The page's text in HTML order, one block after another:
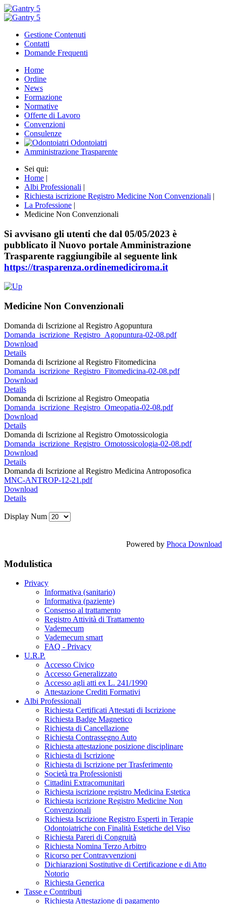
Gestione Contenuti
Contatti
Domande Frequenti
Home
Ordine
News
Formazione
Normative
Offerte di Lavoro
Convenzioni
Consulenze
Odontoiatri
Amministrazione Trasparente
Sei qui:
Home |
Albi Professionali |
Richiesta iscrizione Registro Medicine Non Convenzionali |
La Professione |
Medicine Non Convenzionali
Si avvisano gli utenti che dal 05/05/2023 è
pubblicato il Nuovo portale Amministrazione
Trasparente raggiungibile al seguente link
https://trasparenza.ordinemediciroma.it
Medicine Non Convenzionali
Domanda di Iscrizione al Registro Agopuntura
Domanda_iscrizione_Registro_Agopuntura-02-08.pdf
Download
Details
Domanda di Iscrizione al Registro Fitomedicina
Domanda_iscrizione_Registro_Fitomedicina-02-08.pdf
Download
Details
Domanda di Iscrizione al Registro Omeopatia
Domanda_iscrizione_Registro_Omeopatia-02-08.pdf
Download
Details
Domanda di Iscrizione al Registro Omotossicologia
Domanda_iscrizione_Registro_Omotossicologia-02-08.pdf
Download
Details
Domanda di Iscrizione al Registro Medicina Antroposofica
MNC-ANTROP-12-21.pdf
Download
Details
Display Num
Powered by Phoca Download
Modulistica
Privacy
Informativa (sanitario)
Informativa (paziente)
Consenso al trattamento
Registro Attività di Trattamento
Vademecum
Vademecum smart
FAQ - Privacy
U.R.P.
Accesso Civico
Accesso Generalizzato
Accesso agli atti ex L. 241/1990
Attestazione Crediti Formativi
Albi Professionali
Richiesta Certificati Attestati di Iscrizione
Richiesta Badge Magnetico
Richiesta di Cancellazione
Richiesta Contrassegno Auto
Richiesta attestazione posizione disciplinare
Richiesta di Iscrizione
Richiesta di Iscrizione per Trasferimento
Società tra Professionisti
Cittadini Extracomunitari
Richiesta iscrizione registro Medicina Estetica
Richiesta iscrizione Registro Medicine Non
Convenzionali
Richiesta Iscrizione Registro Esperti in Terapie
Odontoiatriche con Finalità Estetiche del Viso
Richiesta Pareri di Congruità
Richiesta Nomina Terzo Arbitro
Ricorso per Contravvenzioni
Dichiarazioni Sostitutive di Certificazione e di Atto
Notorio
Richiesta Generica
Tasse e Contributi
Richiesta Attestazione di pagamento